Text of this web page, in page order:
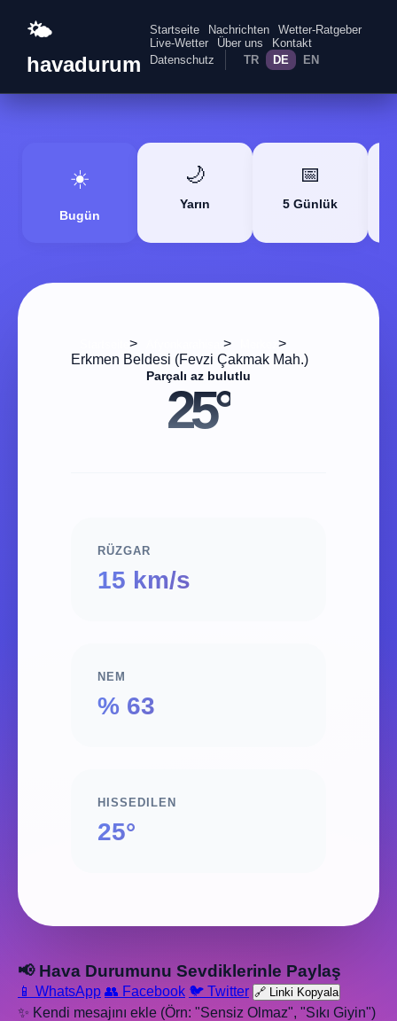
🌤️
havadurum
Startseite Nachrichten
Wetter-Ratgeber
Live-Wetter
Über uns
Kontakt
Datenschutz
TR DE EN
☀️
Bugün
🌙
Yarın
📅
5 Günlük
> >
>
Erkmen Beldesi (Fevzi Çakmak Mah.)
Parçalı az bulutlu
25°
RÜZGAR
15 km/s
NEM
% 63
HISSEDILEN
25°
📢 Hava Durumunu Sevdiklerinle Paylaş
📱 WhatsApp 👥 Facebook 🐦 Twitter 🔗 Linki Kopyala
✨ Kendi mesajını ekle (Örn: "Sensiz Olmaz", "Sıkı Giyin")